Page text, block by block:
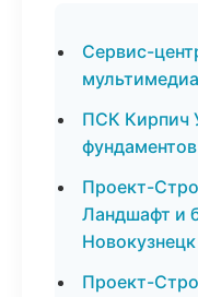
Сервис-
ПСК Кирпич
Проект-
Ландшафт и
Новокузнецк
Проект-